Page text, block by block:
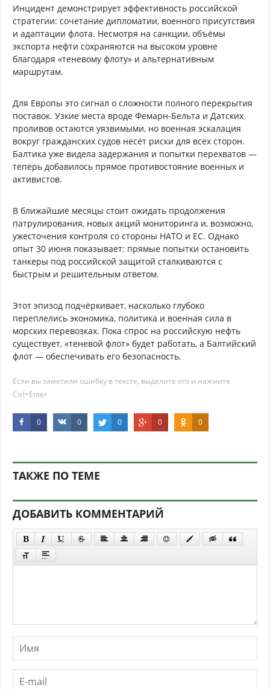
Инцидент демонстрирует эффективность российской
стратегии: сочетание дипломатии, военного присутствия
и адаптации флота. Несмотря на санкции, объёмы
экспорта нефти сохраняются на высоком уровне
благодаря «теневому флоту» и альтернативным
маршрутам.
Для Европы это сигнал о сложности полного перекрытия
поставок. Узкие места вроде Фемарн-Бельта и Датских
проливов остаются уязвимыми, но военная эскалация
вокруг гражданских судов несёт риски для всех сторон.
Балтика уже видела задержания и попытки перехватов —
теперь добавилось прямое противостояние военных и
активистов.
В ближайшие месяцы стоит ожидать продолжения
патрулирования, новых акций мониторинга и, возможно,
ужесточения контроля со стороны НАТО и ЕС. Однако
опыт 30 июня показывает: прямые попытки остановить
танкеры под российской защитой сталкиваются с
быстрым и решительным ответом.
Этот эпизод подчёркивает, насколько глубоко
переплелись экономика, политика и военная сила в
морских перевозках. Пока спрос на российскую нефть
существует, «теневой флот» будет работать, а Балтийский
флот — обеспечивать его безопасность.
Если вы заметили ошибку в тексте, выделите его и нажмите
Ctrl+Enter
0 0 0 0 0
ТАКЖЕ ПО ТЕМЕ
ДОБАВИТЬ КОММЕНТАРИЙ